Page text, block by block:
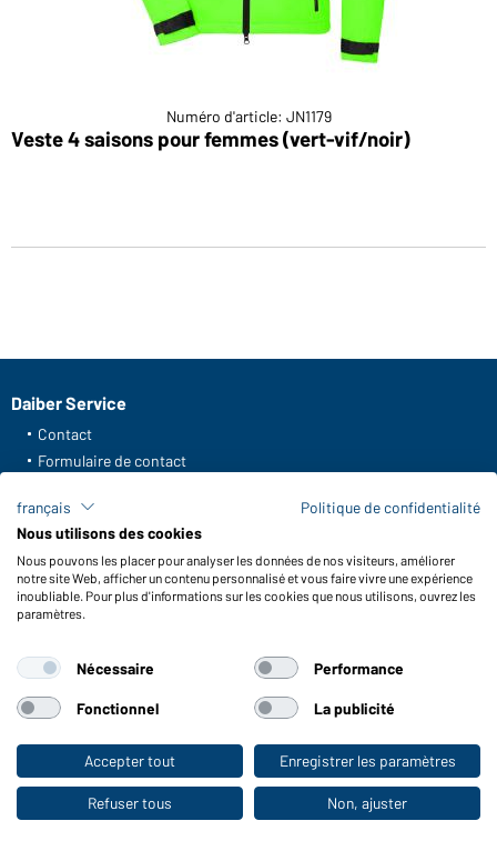
Vers la boutique pour particuliers
Numéro d'article: JN1179
Veste 4 saisons pour femmes (vert-vif/noir)
Daiber Service
Contact
Formulaire de contact
FAQ / Manuel d' utilisation
Vérifier le stock
Reporting system according to whistleblower protection act
Fonctions et entretien
Conseils d'entretien
Tailles
Couleurs
WORKWEAR COLLECTION
Le choix idéal pour les professionnels :
français
Politique de confidentialité
Nous utilisons des cookies
Nous pouvons les placer pour analyser les données de nos visiteurs, améliorer
notre site Web, afficher un contenu personnalisé et vous faire vivre une expérience
inoubliable. Pour plus d'informations sur les cookies que nous utilisons, ouvrez les
paramètres.
Nécessaire Performance
Fonctionnel La publicité
Accepter tout Enregistrer les paramètres
Refuser tous Non, ajuster